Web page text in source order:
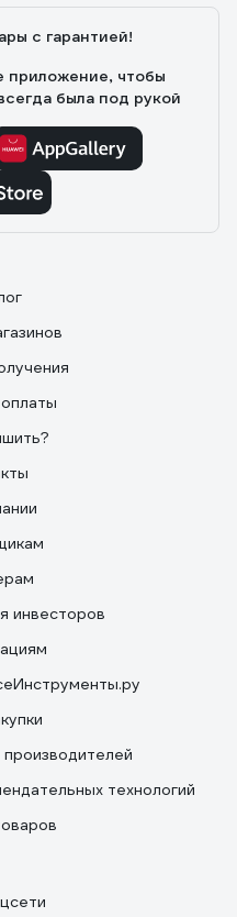
с гарантией!
приложение, чтобы
была под рукой
инвесторов
технологий